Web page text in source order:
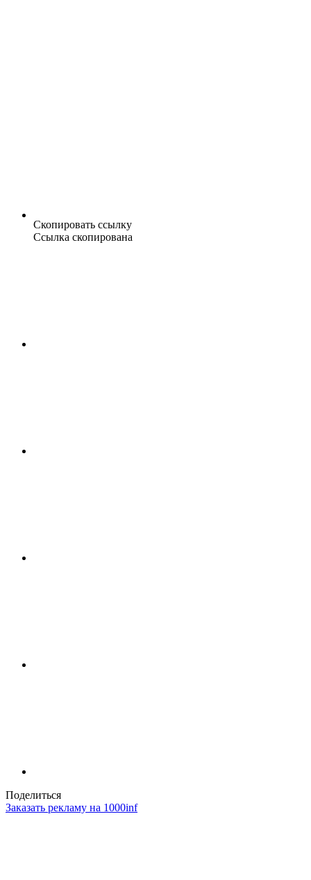
Скопировать ссылку
Ссылка скопирована
Поделиться
Заказать рекламу на 1000inf